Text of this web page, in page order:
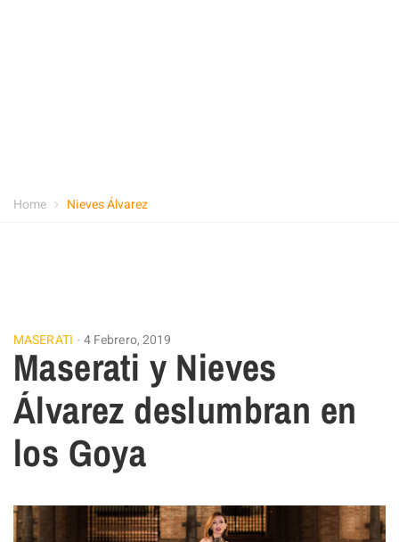
Home Nieves Álvarez
MASERATI 4 Febrero, 2019
Maserati y Nieves
Álvarez deslumbran en
los Goya